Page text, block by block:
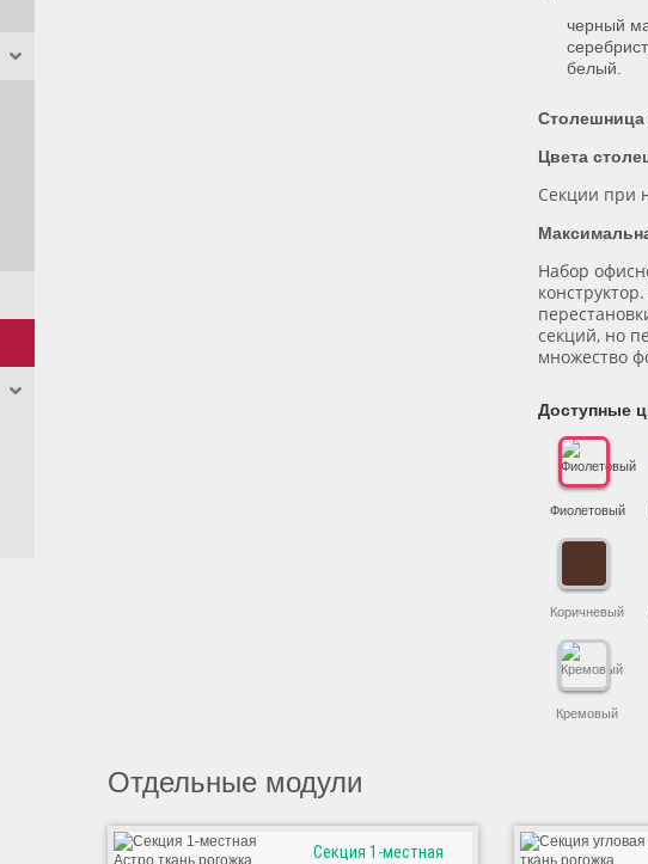
черный
белый.
Столешница
Цвета
Секции при
Набор
секций, но
множество
Доступные
Фиолетовый
Коричневый
Кремовый
Отдельные модули
Секция 1-местная